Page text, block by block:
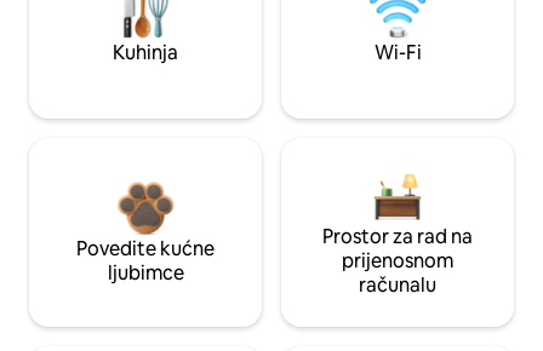
Kuhinja Wi-Fi
Povedite kućne
ljubimce
Prostor za rad na
prijenosnom
računalu